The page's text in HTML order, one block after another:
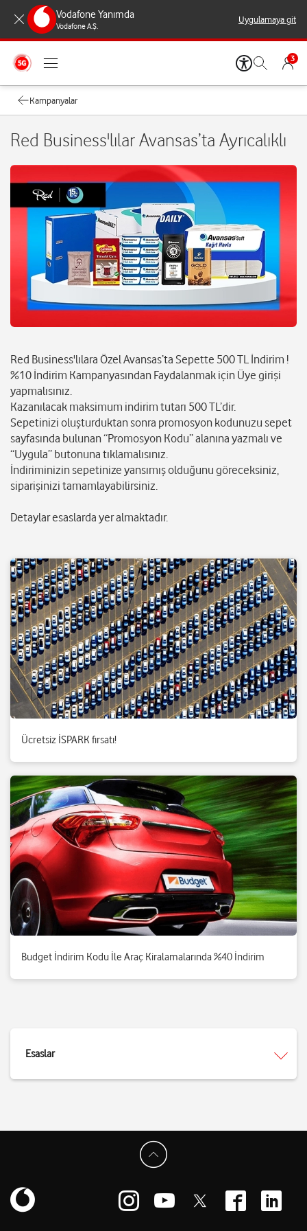
Vodafone Yanımda
Vodafone A.Ş.
Uygulamaya git
3
Kampanyalar
Red Business'lılar Avansas’ta Ayrıcalıklı
Red Business'lılara Özel Avansas’ta Sepette 500 TL İndirim !
%10 İndirim Kampanyasından Faydalanmak için Üye girişi
yapmalısınız.
Kazanılacak maksimum indirim tutarı 500 TL’dir.
Sepetinizi oluşturduktan sonra promosyon kodunuzu sepet
sayfasında bulunan “Promosyon Kodu” alanına yazmalı ve
“Uygula” butonuna tıklamalısınız.
İndiriminizin sepetinize yansımış olduğunu göreceksiniz,
siparişinizi tamamlayabilirsiniz.
Detaylar esaslarda yer almaktadır.
Ücretsiz İSPARK fırsatı!
Budget İndirim Kodu İle Araç Kiralamalarında %40 İndirim
Esaslar